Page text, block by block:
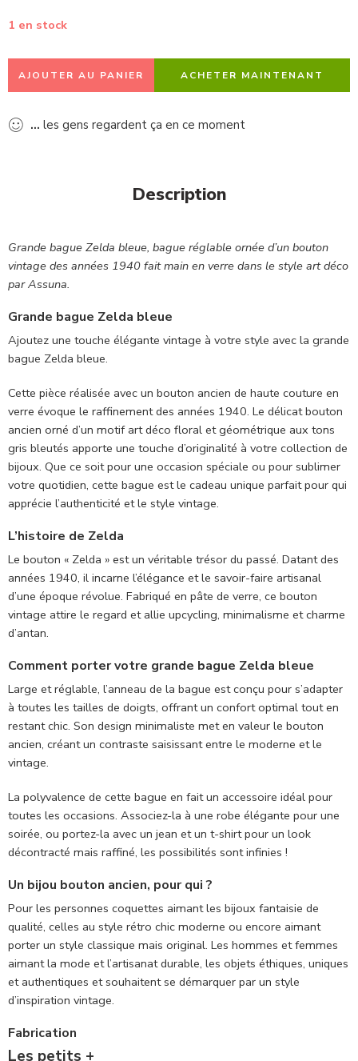
1 en stock
AJOUTER AU PANIER ACHETER MAINTENANT
... les gens regardent ça en ce moment
Description
Grande bague Zelda bleue, bague réglable ornée d’un bouton
vintage des années 1940 fait main en verre dans le style art déco
par Assuna.
Grande bague Zelda bleue
Ajoutez une touche élégante vintage à votre style avec la grande
bague Zelda bleue.
Cette pièce réalisée avec un bouton ancien de haute couture en
verre évoque le raffinement des années 1940. Le délicat bouton
ancien orné d’un motif art déco floral et géométrique aux tons
gris bleutés apporte une touche d’originalité à votre collection de
bijoux. Que ce soit pour une occasion spéciale ou pour sublimer
votre quotidien, cette bague est le cadeau unique parfait pour qui
apprécie l’authenticité et le style vintage.
L’histoire de Zelda
Le bouton « Zelda » est un véritable trésor du passé. Datant des
années 1940, il incarne l’élégance et le savoir-faire artisanal
d’une époque révolue. Fabriqué en pâte de verre, ce bouton
vintage attire le regard et allie upcycling, minimalisme et charme
d’antan.
Comment porter votre grande bague Zelda bleue
Large et réglable, l’anneau de la bague est conçu pour s’adapter
à toutes les tailles de doigts, offrant un confort optimal tout en
restant chic. Son design minimaliste met en valeur le bouton
ancien, créant un contraste saisissant entre le moderne et le
vintage.
La polyvalence de cette bague en fait un accessoire idéal pour
toutes les occasions. Associez-la à une robe élégante pour une
soirée, ou portez-la avec un jean et un t-shirt pour un look
décontracté mais raffiné, les possibilités sont infinies !
Un bijou bouton ancien, pour qui ?
Pour les personnes coquettes aimant les bijoux fantaisie de
qualité, celles au style rétro chic moderne ou encore aimant
porter un style classique mais original. Les hommes et femmes
aimant la mode et l’artisanat durable, les objets éthiques, uniques
et authentiques et souhaitent se démarquer par un style
d’inspiration vintage.
Fabrication
Les petits +